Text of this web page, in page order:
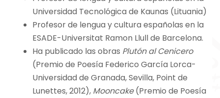
Universidad Tecnológica de Kaunas (Lituania)
Profesor de lengua y cultura españolas en la
ESADE-Universitat Ramon Llull de Barcelona.
Ha publicado las obras Plutón al Cenicero
(Premio de Poesía Federico García Lorca-
Universidad de Granada, Sevilla, Point de
Lunettes, 2012), Mooncake(Premio de Poesía